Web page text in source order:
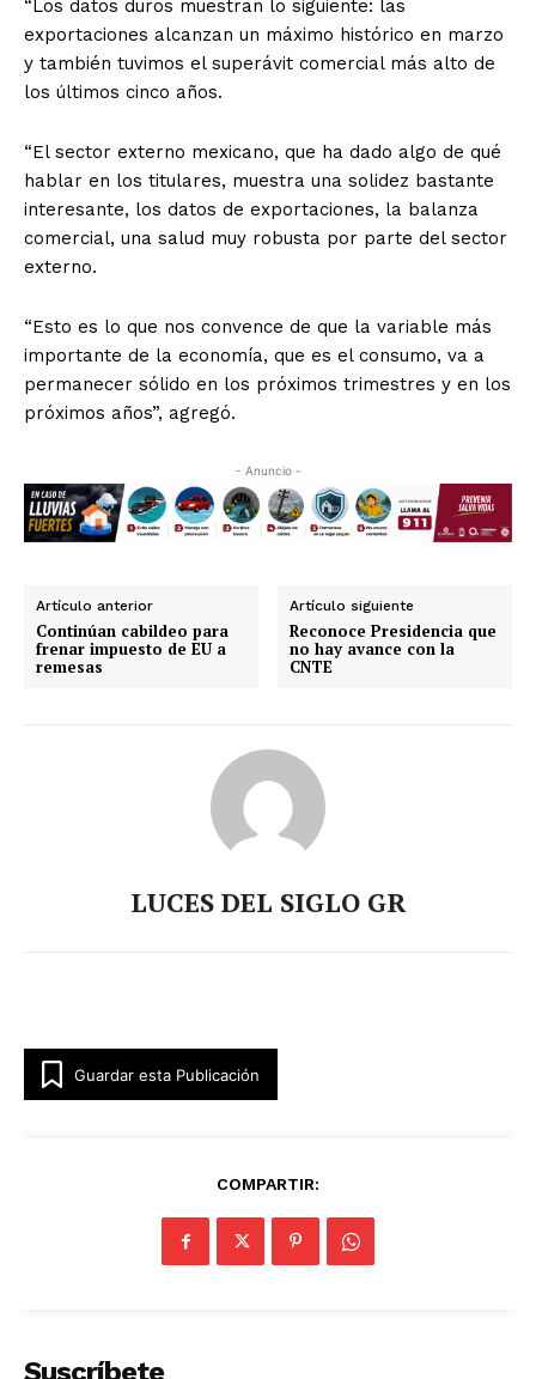
“Los datos duros muestran lo siguiente: las
exportaciones alcanzan un máximo histórico en marzo
y también tuvimos el superávit comercial más alto de
los últimos cinco años.
“El sector externo mexicano, que ha dado algo de qué
hablar en los titulares, muestra una solidez bastante
interesante, los datos de exportaciones, la balanza
comercial, una salud muy robusta por parte del sector
externo.
“Esto es lo que nos convence de que la variable más
importante de la economía, que es el consumo, va a
permanecer sólido en los próximos trimestres y en los
próximos años”, agregó.
- Anuncio -
Artículo anterior
Continúan cabildeo para
frenar impuesto de EU a
remesas
Artículo siguiente
Reconoce Presidencia que
no hay avance con la
CNTE
LUCES DEL SIGLO GR
Guardar esta Publicación
COMPARTIR:
Suscríbete